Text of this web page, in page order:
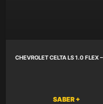
CHEVROLET CELTA LS 1.0 FLEX
SABER +